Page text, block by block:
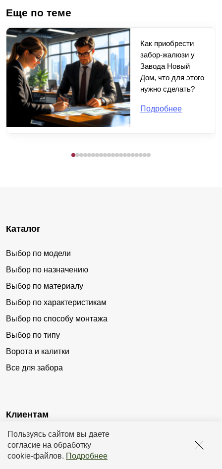
Пользуясь сайтом вы даете
согласие на обработку
cookie-файлов. Подробнее
Еще по теме
Как приобрести
забор-жалюзи у
Завода Новый
Дом, что для этого
нужно сделать?
Подробнее
Каталог
Выбор по модели
Выбор по назначению
Выбор по материалу
Выбор по характеристикам
Выбор по способу монтажа
Выбор по типу
Ворота и калитки
Все для забора
Клиентам
Доставка
Оплата